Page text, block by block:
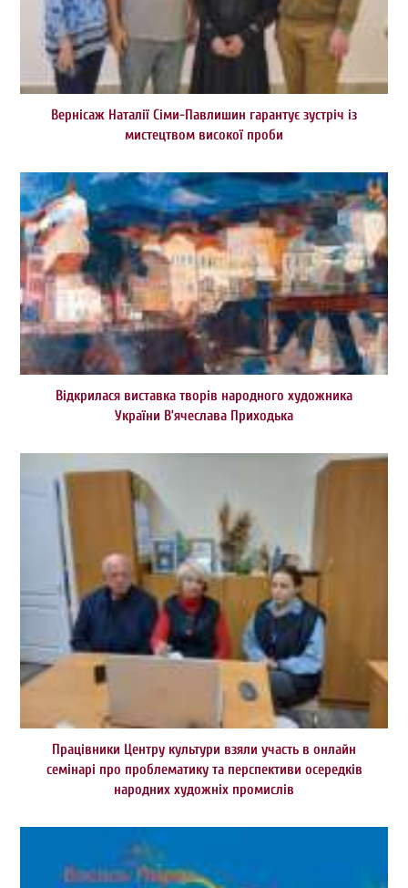
Вернісаж Наталії Сіми-Павлишин гарантує зустріч із
мистецтвом високої проби
Відкрилася виставка творів народного художника
України В’ячеслава Приходька
Працівники Центру культури взяли участь в онлайн
семінарі про проблематику та перспективи осередків
народних художніх промислів